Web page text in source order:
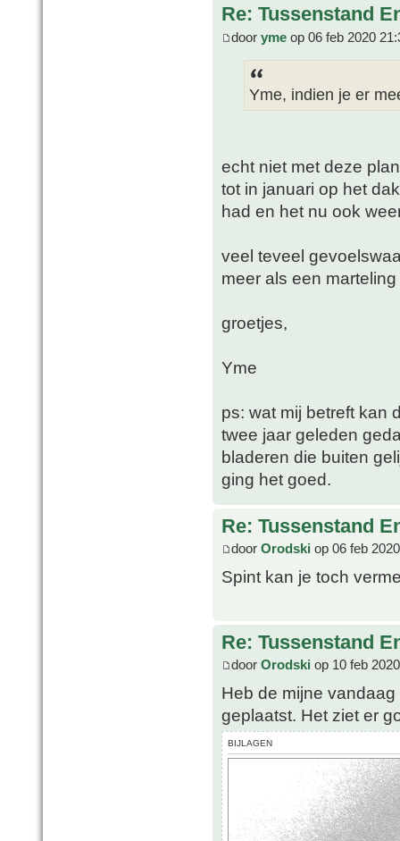
Re: Tussenstand
door yme op 06 feb 2020
Yme, indien je er
echt niet met deze
tot in januari op het
had en het nu ook
veel teveel
meer als een
groetjes,
Yme
ps: wat mij betreft kan
twee jaar geleden
bladeren die buiten
ging het goed.
Re: Tussenstand
door Orodski op 06 feb
Spint kan je toch
Re: Tussenstand
door Orodski op 10 feb
Heb de mijne
geplaatst. Het ziet er
BIJLAGEN